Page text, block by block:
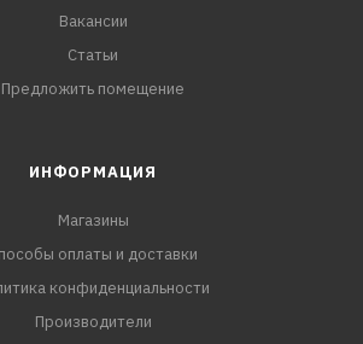
Вакансии
Статьи
Предложить помещение
ИНФОРМАЦИЯ
Магазины
оплаты и доставки
конфиденциальности
Производители